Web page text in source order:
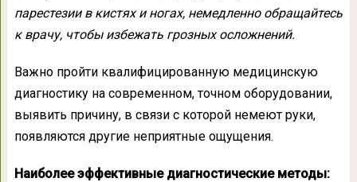
парестезии в кистях и ногах, немедленно обращайтесь
к врачу, чтобы избежать грозных осложнений.
Важно пройти квалифицированную медицинскую
диагностику на современном, точном оборудовании,
выявить причину, в связи с которой немеют руки,
появляются другие неприятные ощущения.
Наиболее эффективные диагностические методы: